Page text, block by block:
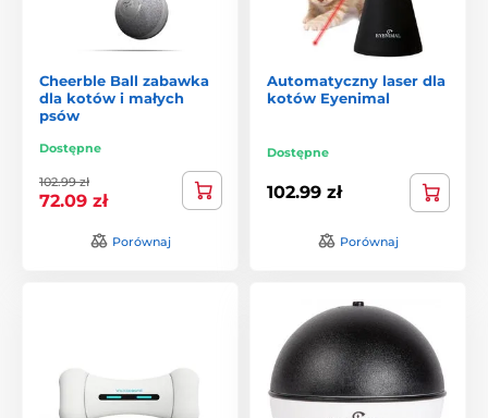
Cheerble Ball zabawka
dla kotów i małych
psów
Dostępne
102.99 zł
72.09 zł
Porównaj
Automatyczny laser dla
kotów Eyenimal
Dostępne
102.99 zł
Porównaj